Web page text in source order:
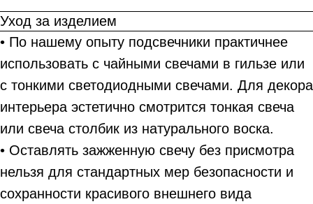
Уход за изделием
• По нашему опыту подсвечники практичнее
использовать с чайными свечами в гильзе или
с тонкими светодиодными свечами. Для декора
интерьера эстетично смотрится тонкая свеча
или свеча столбик из натурального воска.
• Оставлять зажженную свечу без присмотра
нельзя для стандартных мер безопасности и
сохранности красивого внешнего вида